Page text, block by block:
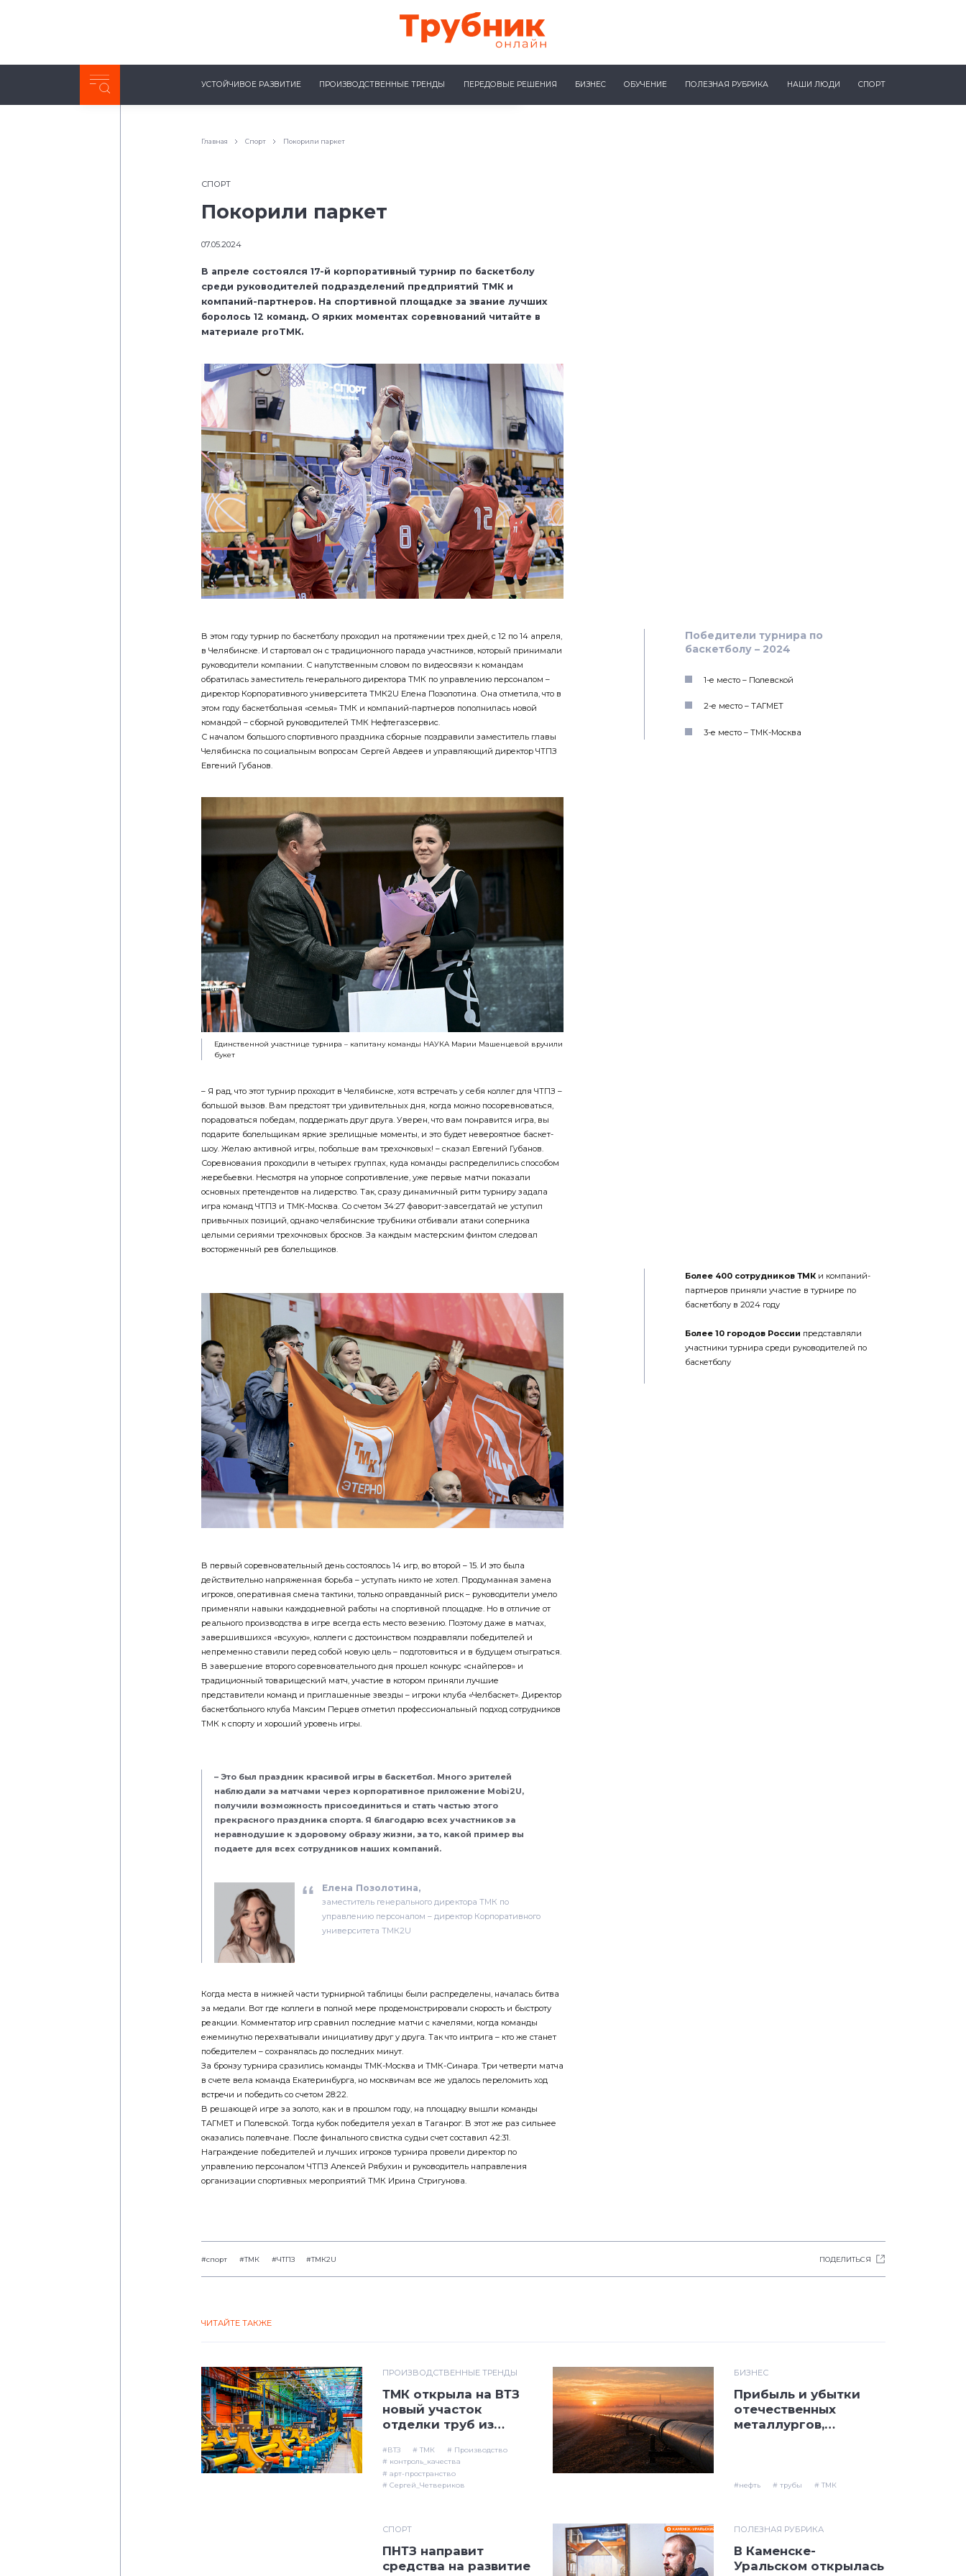
Неделя с ТМК. Выпуск №27 (225)
УСТОЙЧИВОЕ РАЗВИТИЕ ПРОИЗВОДСТВЕННЫЕ ТРЕНДЫ ПЕРЕДОВЫЕ РЕШЕНИЯ БИЗНЕС ОБУЧЕНИЕ ПОЛЕЗНАЯ РУБРИКА НАШИ ЛЮДИ СПОРТ
Главная Спорт Покорили паркет
СПОРТ
Покорили паркет
07.05.2024
В апреле состоялся 17-й корпоративный турнир по баскетболу
среди руководителей подразделений предприятий ТМК и
компаний-партнеров. На спортивной площадке за звание лучших
боролось 12 команд. О ярких моментах соревнований читайте в
материале proТМК.
В этом году турнир по баскетболу проходил на протяжении трех дней, с 12 по 14 апреля,
в Челябинске. И стартовал он с традиционного парада участников, который принимали
руководители компании. С напутственным словом по видеосвязи к командам
обратилась заместитель генерального директора ТМК по управлению персоналом –
директор Корпоративного университета ТМК2U Елена Позолотина. Она отметила, что в
этом году баскетбольная «семья» ТМК и компаний-партнеров пополнилась новой
командой – сборной руководителей ТМК Нефтегазсервис.
С началом большого спортивного праздника сборные поздравили заместитель главы
Челябинска по социальным вопросам Сергей Авдеев и управляющий директор ЧТПЗ
Евгений Губанов.
Единственной участнице турнира – капитану команды НАУКА Марии Машенцевой вручили
букет
– Я рад, что этот турнир проходит в Челябинске, хотя встречать у себя коллег для ЧТПЗ –
большой вызов. Вам предстоят три удивительных дня, когда можно посоревноваться,
порадоваться победам, поддержать друг друга. Уверен, что вам понравится игра, вы
подарите болельщикам яркие зрелищные моменты, и это будет невероятное баскет-
шоу. Желаю активной игры, побольше вам трехочковых! – сказал Евгений Губанов.
Соревнования проходили в четырех группах, куда команды распределились способом
жеребьевки. Несмотря на упорное сопротивление, уже первые матчи показали
основных претендентов на лидерство. Так, сразу динамичный ритм турниру задала
игра команд ЧТПЗ и ТМК-Москва. Со счетом 34:27 фаворит-завсегдатай не уступил
привычных позиций, однако челябинские трубники отбивали атаки соперника
целыми сериями трехочковых бросков. За каждым мастерским финтом следовал
восторженный рев болельщиков.
Победители турнира по
баскетболу – 2024
1-е место – Полевской
2-е место – ТАГМЕТ
3-е место – ТМК-Москва
В первый соревновательный день состоялось 14 игр, во второй – 15. И это была
действительно напряженная борьба – уступать никто не хотел. Продуманная замена
игроков, оперативная смена тактики, только оправданный риск – руководители умело
применяли навыки каждодневной работы на спортивной площадке. Но в отличие от
реального производства в игре всегда есть место везению. Поэтому даже в матчах,
завершившихся «всухую», коллеги с достоинством поздравляли победителей и
непременно ставили перед собой новую цель – подготовиться и в будущем отыграться.
В завершение второго соревновательного дня прошел конкурс «снайперов» и
традиционный товарищеский матч, участие в котором приняли лучшие
представители команд и приглашенные звезды – игроки клуба «Челбаскет». Директор
баскетбольного клуба Максим Перцев отметил профессиональный подход сотрудников
ТМК к спорту и хороший уровень игры.
– Это был праздник красивой игры в баскетбол. Много зрителей
наблюдали за матчами через корпоративное приложение Mobi2U,
получили возможность присоединиться и стать частью этого
прекрасного праздника спорта. Я благодарю всех участников за
неравнодушие к здоровому образу жизни, за то, какой пример вы
подаете для всех сотрудников наших компаний.
Елена Позолотина,
заместитель генерального директора ТМК по
управлению персоналом – директор Корпоративного
университета ТМК2U
Когда места в нижней части турнирной таблицы были распределены, началась битва
за медали. Вот где коллеги в полной мере продемонстрировали скорость и быстроту
реакции. Комментатор игр сравнил последние матчи с качелями, когда команды
ежеминутно перехватывали инициативу друг у друга. Так что интрига – кто же станет
победителем – сохранялась до последних минут.
За бронзу турнира сразились команды ТМК-Москва и ТМК-Синара. Три четверти матча
в счете вела команда Екатеринбурга, но москвичам все же удалось переломить ход
встречи и победить со счетом 28:22.
В решающей игре за золото, как и в прошлом году, на площадку вышли команды
ТАГМЕТ и Полевской. Тогда кубок победителя уехал в Таганрог. В этот же раз сильнее
оказались полевчане. После финального свистка судьи счет составил 42:31.
Награждение победителей и лучших игроков турнира провели директор по
управлению персоналом ЧТПЗ Алексей Рябухин и руководитель направления
организации спортивных мероприятий ТМК Ирина Стригунова.
Более 400 сотрудников ТМК и компаний-
партнеров приняли участие в турнире по
баскетболу в 2024 году
Более 10 городов России представляли
участники турнира среди руководителей по
баскетболу
#спорт #ТМК #ЧТПЗ #ТМК2U ПОДЕЛИТЬСЯ
ЧИТАЙТЕ ТАКЖЕ
ПРОИЗВОДСТВЕННЫЕ ТРЕНДЫ
ТМК открыла на ВТЗ
новый участок
отделки труб из
стали
#ВТЗ # ТМК
# Производство
# контроль_качества
# арт-пространство
# Сергей_Четвериков
БИЗНЕС
Прибыль и убытки
отечественных
металлургов,
#нефть # трубы # ТМК
СПОРТ
​ПНТЗ направит
средства на развитие
ПОЛЕЗНАЯ РУБРИКА
В Каменске-
Уральском открылась